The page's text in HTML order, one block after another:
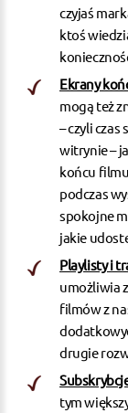
czyjaś
ktoś
Ekrany
mogą też
– czyli
witrynie –
końcu
podczas
spokojne
jakie
Playlisty i
umożliwia
filmów z
drugie
tym